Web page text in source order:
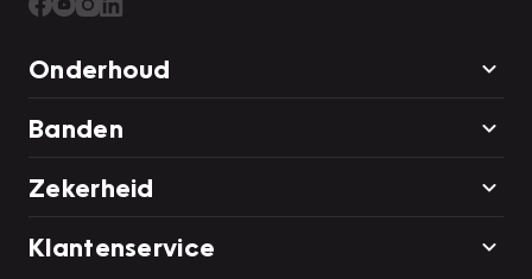
Onderhoud
Banden
Zekerheid
Klantenservice